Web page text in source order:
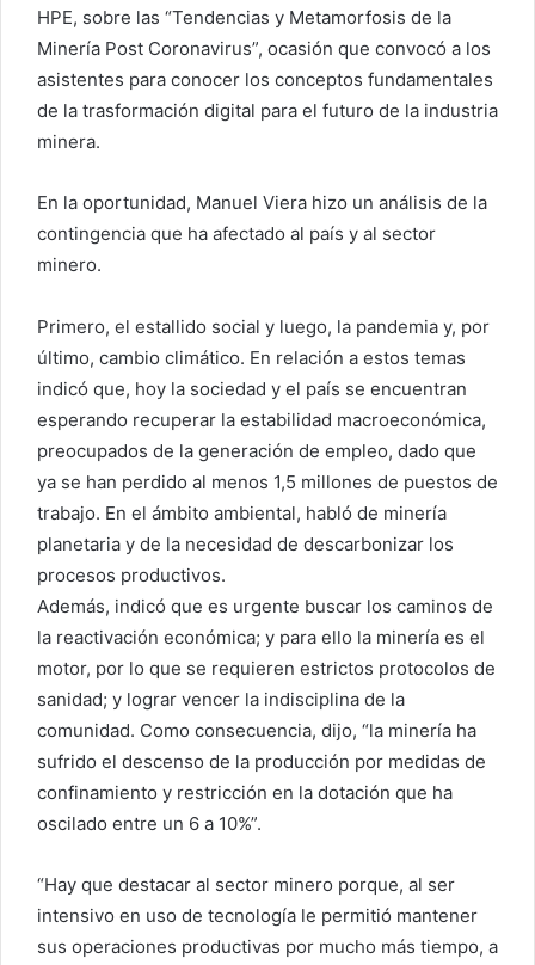
HPE, sobre las “Tendencias y Metamorfosis de la
Minería Post Coronavirus”, ocasión que convocó a los
asistentes para conocer los conceptos fundamentales
de la trasformación digital para el futuro de la industria
minera.
En la oportunidad, Manuel Viera hizo un análisis de la
contingencia que ha afectado al país y al sector
minero.
Primero, el estallido social y luego, la pandemia y, por
último, cambio climático. En relación a estos temas
indicó que, hoy la sociedad y el país se encuentran
esperando recuperar la estabilidad macroeconómica,
preocupados de la generación de empleo, dado que
ya se han perdido al menos 1,5 millones de puestos de
trabajo. En el ámbito ambiental, habló de minería
planetaria y de la necesidad de descarbonizar los
procesos productivos.
Además, indicó que es urgente buscar los caminos de
la reactivación económica; y para ello la minería es el
motor, por lo que se requieren estrictos protocolos de
sanidad; y lograr vencer la indisciplina de la
comunidad. Como consecuencia, dijo, “la minería ha
sufrido el descenso de la producción por medidas de
confinamiento y restricción en la dotación que ha
oscilado entre un 6 a 10%”.
“Hay que destacar al sector minero porque, al ser
intensivo en uso de tecnología le permitió mantener
sus operaciones productivas por mucho más tiempo, a